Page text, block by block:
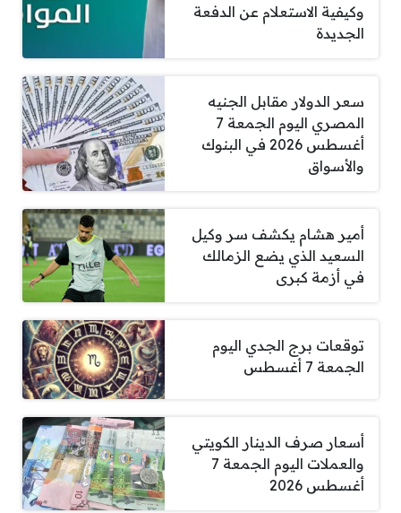
وكيفية الاستعلام عن الدفعة
الجديدة
سعر الدولار مقابل الجنيه
المصري اليوم الجمعة 7
أغسطس 2026 في البنوك
والأسواق
أمير هشام يكشف سر وكيل
السعيد الذي يضع الزمالك
في أزمة كبرى
توقعات برج الجدي اليوم
الجمعة 7 أغسطس
أسعار صرف الدينار الكويتي
والعملات اليوم الجمعة 7
أغسطس 2026